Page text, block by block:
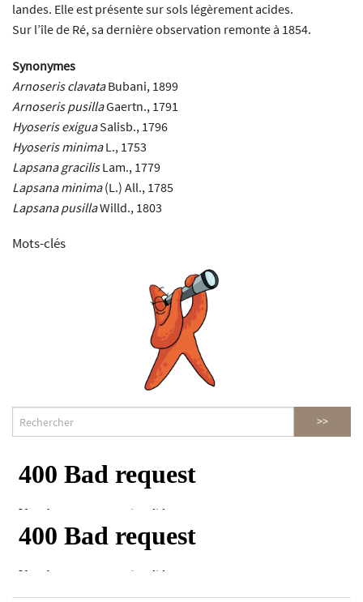
landes. Elle est présente sur sols légèrement acides.
Sur l’île de Ré, sa dernière observation remonte à 1854.
Synonymes
Arnoseris clavataBubani, 1899
Arnoseris pusillaGaertn., 1791
Hyoseris exiguaSalisb., 1796
Hyoseris minimaL., 1753
Lapsana gracilisLam., 1779
Lapsana minima(L.) All., 1785
Lapsana pusillaWilld., 1803
Mots-clés